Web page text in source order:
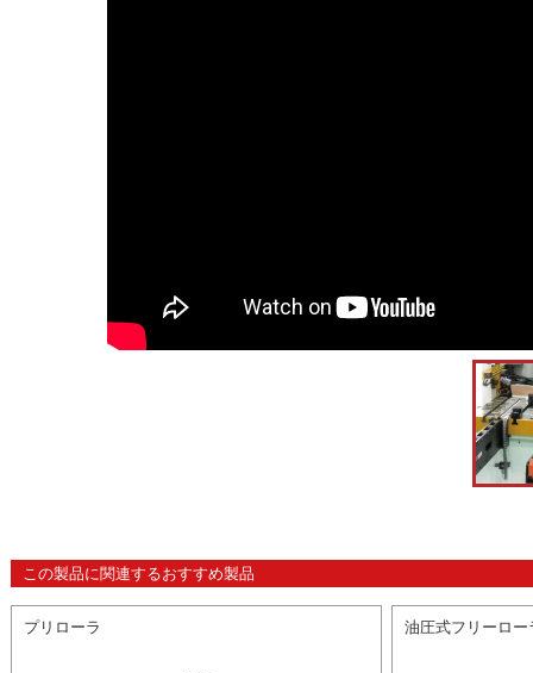
この製品に関連するおすすめ製品
プリローラ 油圧式フリーロー